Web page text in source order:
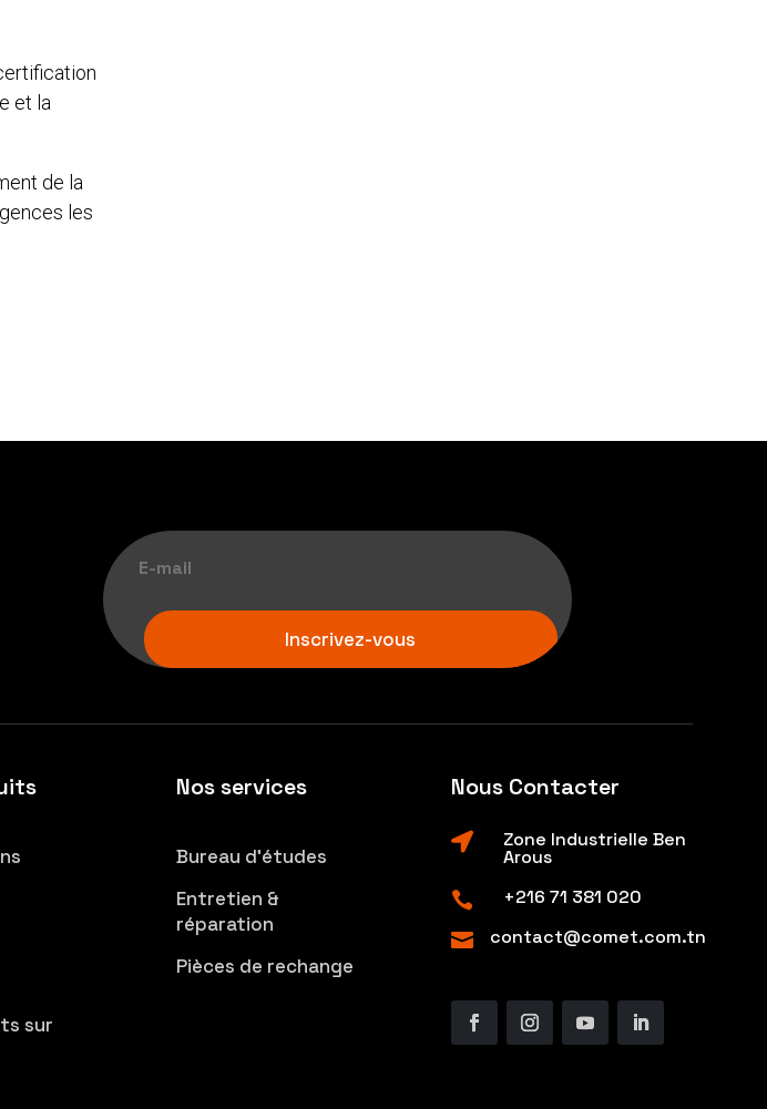
et la
de la
les
Inscrivez-vous
sur
Nos services
Bureau d’études
Entretien &
réparation
Pièces de rechange
Nous Contacter
 Zone Industrielle Ben
Arous
 +216 71 381 020
 contact@comet.com.tn